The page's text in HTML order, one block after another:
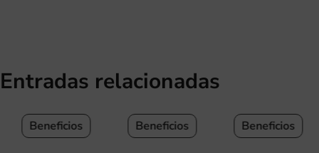
Entradas relacionadas
Beneficios Beneficios Beneficios